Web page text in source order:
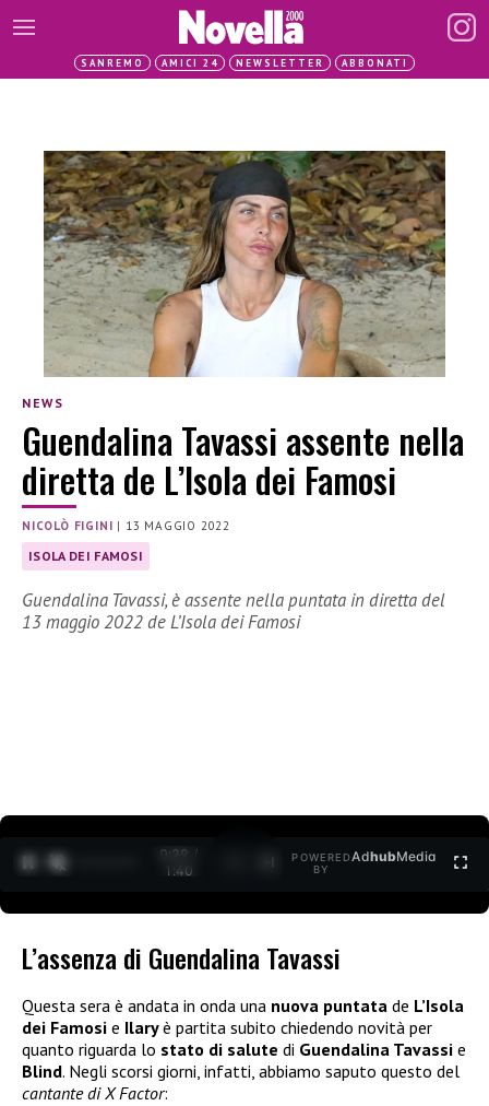
SANREMO AMICI 24 NEWSLETTER ABBONATI
NEWS
Guendalina Tavassi assente nella
diretta de L’Isola dei Famosi
NICOLÒ FIGINI | 13 MAGGIO 2022
ISOLA DEI FAMOSI
Guendalina Tavassi, è assente nella puntata in diretta del
13 maggio 2022 de L’Isola dei Famosi
0:30 /
1:40
POWERED
BY
AdhubMedia
L’assenza di Guendalina Tavassi
Questa sera è andata in onda una nuova puntata de L’Isola
dei Famosi e Ilaryè partita subito chiedendo novità per
quanto riguarda lo stato di salute di Guendalina Tavassi e
Blind. Negli scorsi giorni, infatti, abbiamo saputo questo del
cantante di X Factor: